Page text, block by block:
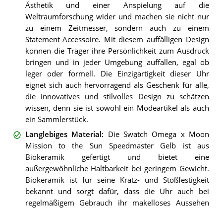
Ästhetik und einer Anspielung auf die
Weltraumforschung wider und machen sie nicht nur
zu einem Zeitmesser, sondern auch zu einem
Statement-Accessoire. Mit diesem auffälligen Design
können die Träger ihre Persönlichkeit zum Ausdruck
bringen und in jeder Umgebung auffallen, egal ob
leger oder formell. Die Einzigartigkeit dieser Uhr
eignet sich auch hervorragend als Geschenk für alle,
die innovatives und stilvolles Design zu schätzen
wissen, denn sie ist sowohl ein Modeartikel als auch
ein Sammlerstück.
Langlebiges Material : Die Swatch Omega x Moon
Mission to the Sun Speedmaster Gelb ist aus
Biokeramik gefertigt und bietet eine
außergewöhnliche Haltbarkeit bei geringem Gewicht.
Biokeramik ist für seine Kratz- und Stoßfestigkeit
bekannt und sorgt dafür, dass die Uhr auch bei
regelmäßigem Gebrauch ihr makelloses Aussehen